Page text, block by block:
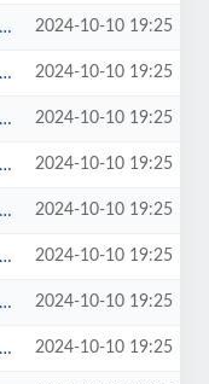
2024-10-10 19:25
2024-10-10 19:25
2024-10-10 19:25
2024-10-10 19:25
2024-10-10 19:25
2024-10-10 19:25
2024-10-10 19:25
2024-10-10 19:25